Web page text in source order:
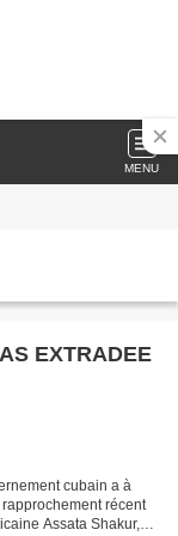
MENU
EXTRADEE
cubain a à
récent
Assata Shakur,